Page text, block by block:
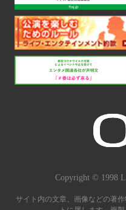
サイト内の文章、画像などの著
Copyright © 1998